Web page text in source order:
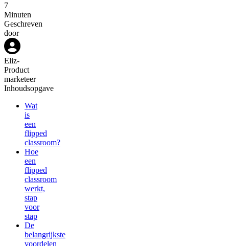
7
Minuten
Geschreven
door
Eliz-
Product
marketeer
Inhoudsopgave
Wat
is
een
flipped
classroom?
Hoe
een
flipped
classroom
werkt,
stap
voor
stap
De
belangrijkste
voordelen